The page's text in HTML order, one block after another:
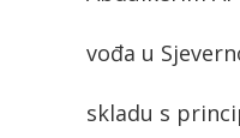
vođa u
skladu s